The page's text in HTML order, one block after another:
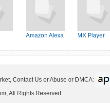
Amazon Alexa MX Player
Contact Us or Abuse or DMCA:
All Rights Reserved.